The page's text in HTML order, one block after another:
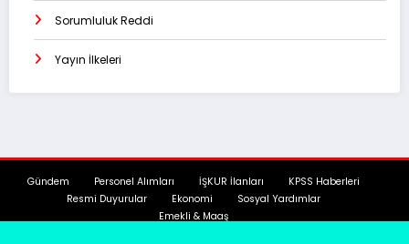
Sorumluluk Reddi
Yayın İlkeleri
Gündem Personel Alımları İŞKUR İlanları
KPSS Haberleri
Resmi Duyurular
Ekonomi
Sosyal Yardımlar
Emekli & Maaş